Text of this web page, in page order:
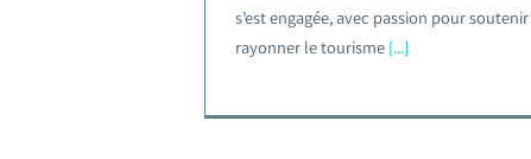
s’est engagée, avec passion pour
rayonner le tourisme [...]